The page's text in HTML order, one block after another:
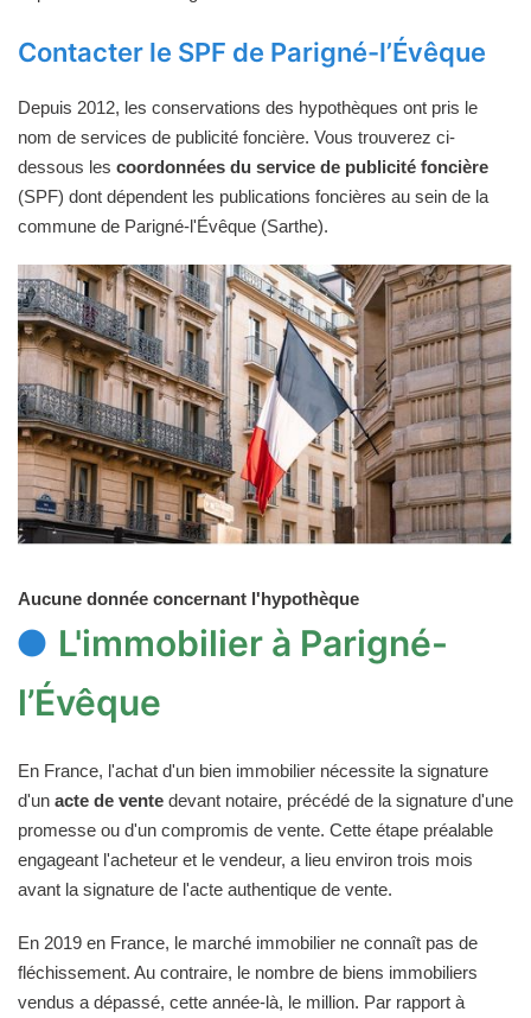
Contacter le SPF de Parigné-l’Évêque
Depuis 2012, les conservations des hypothèques ont pris le
nom de services de publicité foncière. Vous trouverez ci-
dessous les coordonnées du service de publicité foncière
(SPF) dont dépendent les publications foncières au sein de la
commune de Parigné-l'Évêque (Sarthe).
Aucune donnée concernant l'hypothèque
L'immobilier à Parigné-
l’Évêque
En France, l'achat d'un bien immobilier nécessite la signature
d'un acte de vente devant notaire, précédé de la signature d'une
promesse ou d'un compromis de vente. Cette étape préalable
engageant l'acheteur et le vendeur, a lieu environ trois mois
avant la signature de l'acte authentique de vente.
En 2019 en France, le marché immobilier ne connaît pas de
fléchissement. Au contraire, le nombre de biens immobiliers
vendus a dépassé, cette année-là, le million. Par rapport à